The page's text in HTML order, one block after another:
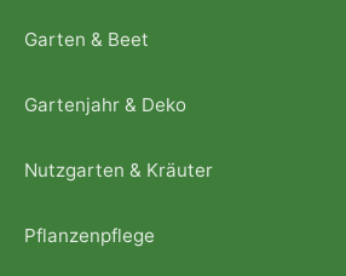
Garten & Beet
Gartenjahr & Deko
Nutzgarten & Kräuter
Pflanzenpflege